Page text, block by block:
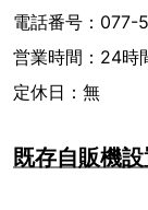
電話番号：077-
営業時間：24時
定休日：無
既存自販機